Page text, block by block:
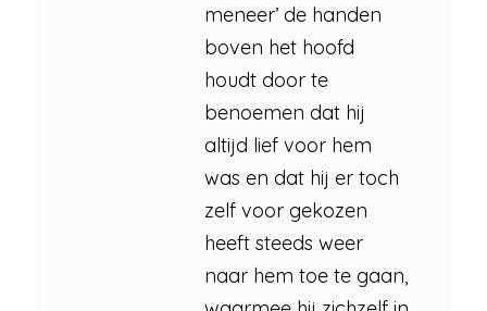
meneer’ de handen
boven het hoofd
houdt door te
benoemen dat hij
altijd lief voor hem
was en dat hij er toch
zelf voor gekozen
heeft steeds weer
naar hem toe te gaan,